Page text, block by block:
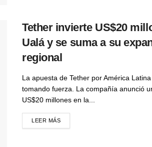
Tether invierte US$20
Ualá y se suma a su
regional
La apuesta de Tether por América
tomando fuerza. La compañía anunció
US$20 millones en la...
LEER MÁS